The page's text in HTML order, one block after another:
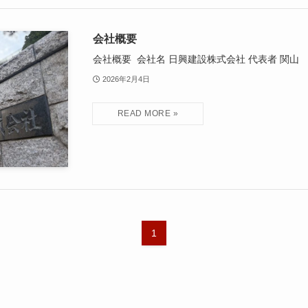
会社概要
会社概要 会社名 日興建設株式会社 代表者 関山
2026年2月4日
1